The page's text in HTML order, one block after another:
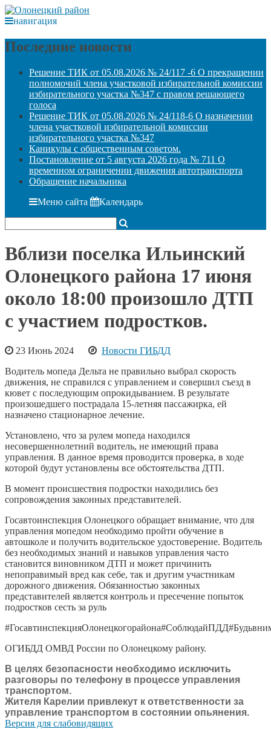
навигация
Последние новости
Решение ТИК от 05.08.2026 № 24/117 -6 О прекращении
полномочий члена участковой избирательной комиссии
избирательного участка №347 с правом решающего
голоса
Решение ТИК от 05.08.2026 № 24/118-6 О назначении
члена участковой избирательной комиссии
избирательного участка №347
Каникулы с общественным советом.
Постановление от 5 августа 2026 года № 711 О
временном ограничении движения автотранспорта
Обращение начальника
Меню сайта Календарь
Вблизи поселка Ильинский
Олонецкого района 17 июня
около 18:00 произошло ДТП
с участием подростков.
23 Июнь 2024
Новости ГИБДД
Водитель мопеда Дельта не правильно выбрал скорость
движения, не справился с управлением и совершил съезд в
кювет с последующим опрокидыванием. В результате
произошедшего пострадала 15-летняя пассажирка, ей
назначено стационарное лечение.
Установлено, что за рулем мопеда находился
несовершеннолетний водитель, не имеющий права
управления. В данное время проводится проверка, в ходе
которой будут установлены все обстоятельства ДТП.
В момент происшествия подростки находились без
сопровождения законных представителей.
Госавтоинспекция Олонецкого обращает внимание, что для
управления мопедом необходимо пройти обучение в
автошколе и получить водительское удостоверение. Водитель
без необходимых знаний и навыков управления часто
становится виновником ДТП и может причинить
непоправимый вред как себе, так и другим участникам
дорожного движения. Обязанностью законных
представителей является контроль и пресечение попыток
подростков сесть за руль
ОГИБДД ОМВД России по Олонецкому району.
В целях безопасности необходимо исключить
разговоры по телефону в процессе управления
транспортом.
Жителя Карелии привлекут к ответственности за
управление транспортом в состоянии опьянения.
Версия для слабовидящих